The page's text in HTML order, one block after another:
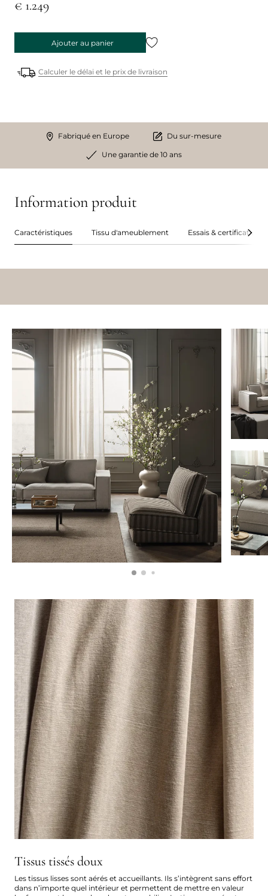
€ 1.249
Ajouter au panier
Calculer le délai et le prix de livraison
Fabriqué en Europe Du sur-mesure
Une garantie de 10 ans
Information produit
Caractéristiques Tissu d'ameublement Essais & certifications
Tissus tissés doux
Les tissus lisses sont aérés et accueillants. Ils s’intègrent sans effort
dans n’importe quel intérieur et permettent de mettre en valeur